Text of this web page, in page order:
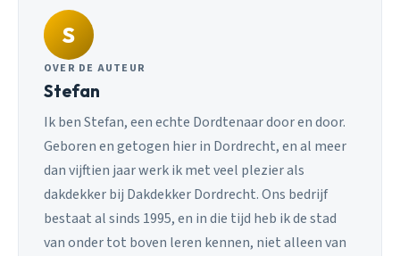
S
OVER DE AUTEUR
Stefan
Ik ben Stefan, een echte Dordtenaar door en door.
Geboren en getogen hier in Dordrecht, en al meer
dan vijftien jaar werk ik met veel plezier als
dakdekker bij Dakdekker Dordrecht. Ons bedrijf
bestaat al sinds 1995, en in die tijd heb ik de stad
van onder tot boven leren kennen, niet alleen van